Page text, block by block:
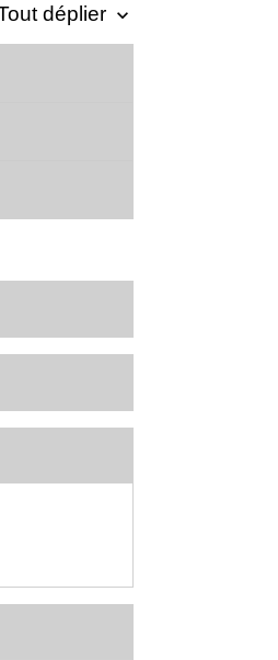
déplier keyboard_arrow_down